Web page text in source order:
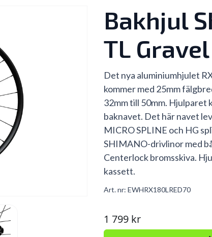
Bakhjul
TL Gravel
Det nya aluminiumhjulet
kommer med 25mm
32mm till 50mm. Hjulparet
baknavet. Det här navet
MICRO SPLINE och HG
SHIMANO-drivlinor med
Centerlock bromsskiva.
kassett.
Art. nr: EWHRX180LRED70
1 799 kr